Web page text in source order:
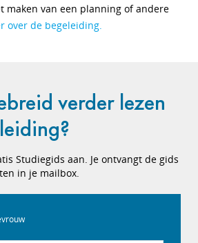
maken van een planning of andere
over de begeleiding.
verder lezen
Studiegids aan. Je ontvangt de gids
in je mailbox.